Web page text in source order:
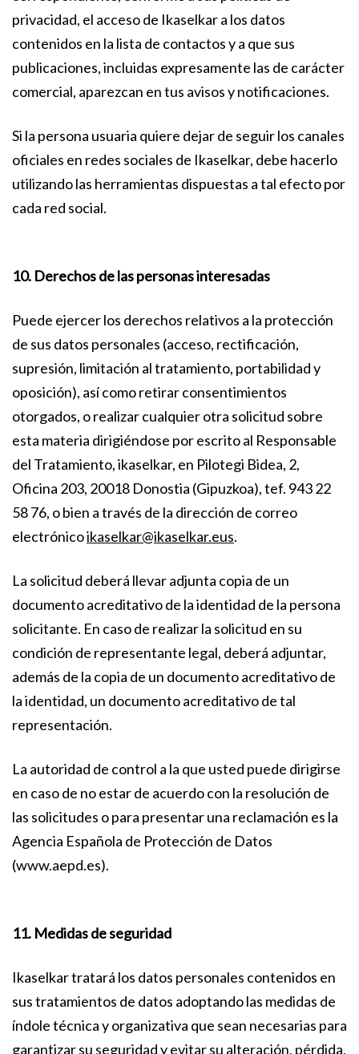
privacidad, el acceso de Ikaselkar a los datos
contenidos en la lista de contactos y a que sus
publicaciones, incluidas expresamente las de carácter
comercial, aparezcan en tus avisos y notificaciones.
Si la persona usuaria quiere dejar de seguir los canales
oficiales en redes sociales de Ikaselkar, debe hacerlo
utilizando las herramientas dispuestas a tal efecto por
cada red social.
10. Derechos de las personas interesadas
Puede ejercer los derechos relativos a la protección
de sus datos personales (acceso, rectificación,
supresión, limitación al tratamiento, portabilidad y
oposición), así como retirar consentimientos
otorgados, o realizar cualquier otra solicitud sobre
esta materia dirigiéndose por escrito al Responsable
del Tratamiento, ikaselkar, en Pilotegi Bidea, 2,
Oficina 203, 20018 Donostia (Gipuzkoa), tef. 943 22
58 76, o bien a través de la dirección de correo
electrónicoikaselkar@ikaselkar.eus.
La solicitud deberá llevar adjunta copia de un
documento acreditativo de la identidad de la persona
solicitante. En caso de realizar la solicitud en su
condición de representante legal, deberá adjuntar,
además de la copia de un documento acreditativo de
la identidad, un documento acreditativo de tal
representación.
La autoridad de control a la que usted puede dirigirse
en caso de no estar de acuerdo con la resolución de
las solicitudes o para presentar una reclamación es la
Agencia Española de Protección de Datos
(www.aepd.es).
11. Medidas de seguridad
Ikaselkar tratará los datos personales contenidos en
sus tratamientos de datos adoptando las medidas de
índole técnica y organizativa que sean necesarias para
garantizar su seguridad y evitar su alteración, pérdida,